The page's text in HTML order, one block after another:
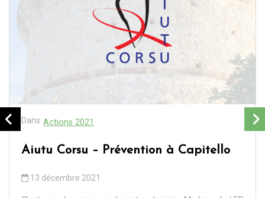
Dans Actions 2021
Aiutu Corsu – Prévention à Capitello
13 décembre 2021